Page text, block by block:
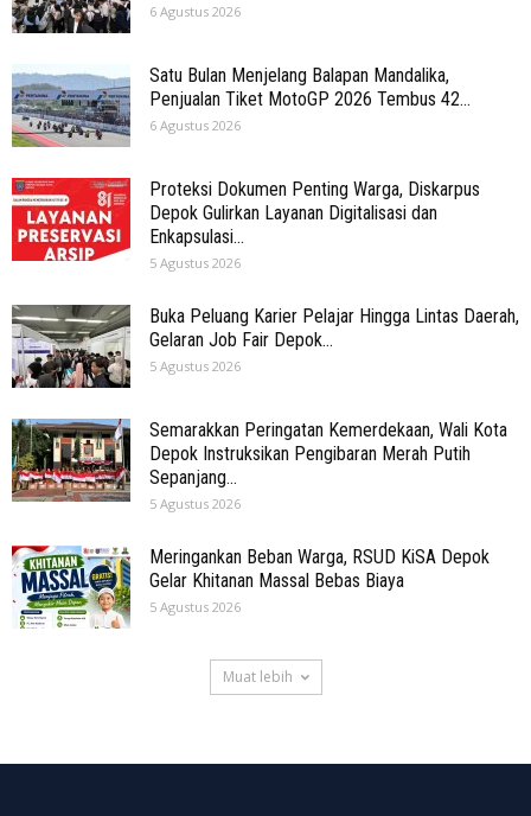
6 Agustus 2026
Satu Bulan Menjelang Balapan Mandalika,
Penjualan Tiket MotoGP 2026 Tembus 42...
6 Agustus 2026
Proteksi Dokumen Penting Warga, Diskarpus
Depok Gulirkan Layanan Digitalisasi dan
Enkapsulasi...
5 Agustus 2026
Buka Peluang Karier Pelajar Hingga Lintas Daerah,
Gelaran Job Fair Depok...
5 Agustus 2026
Semarakkan Peringatan Kemerdekaan, Wali Kota
Depok Instruksikan Pengibaran Merah Putih
Sepanjang...
5 Agustus 2026
Meringankan Beban Warga, RSUD KiSA Depok
Gelar Khitanan Massal Bebas Biaya
5 Agustus 2026
Muat lebih